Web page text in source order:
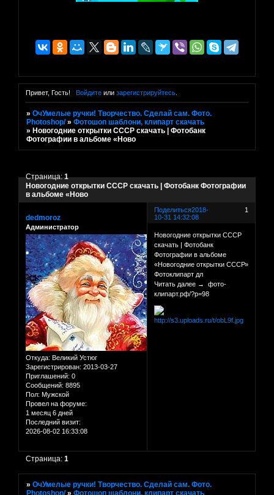
Привет, Гость! Войдитеили зарегистрируйтесь.
»ОчУмелые ручки! Творчество. Сделай сам. Фото.
Photoshop/ »Фотошоп шаблони, клипарт скачать
» Новогодние открытки СССР скачать | Фотобанк
Фотографии в альбоме «Ново
Новогодние открытки СССР скачать | Фотобанк Фотографии
в альбоме «Ново
Страница:1
Поделиться 1
2018-
10-31 14:32:08
dedmoroz
Администратор
Откуда: Великий Устюг
Зарегистрирован: 2013-03-27
Приглашений: 0
Сообщений: 8895
Пол: Мужской
Провел на форуме:
1 месяц 6 дней
Последний визит:
2026-08-02 16:33:08
Новогодние открытки СССР
скачать | Фотобанк
Фотографии в альбоме
«Новогодние открытки СССР»
Фотоклипарт дл
Читать далее → фото-
клипарт.рф/?p=98
Страница:1
»ОчУмелые ручки! Творчество. Сделай сам. Фото.
Photoshop/ »Фотошоп шаблони, клипарт скачать